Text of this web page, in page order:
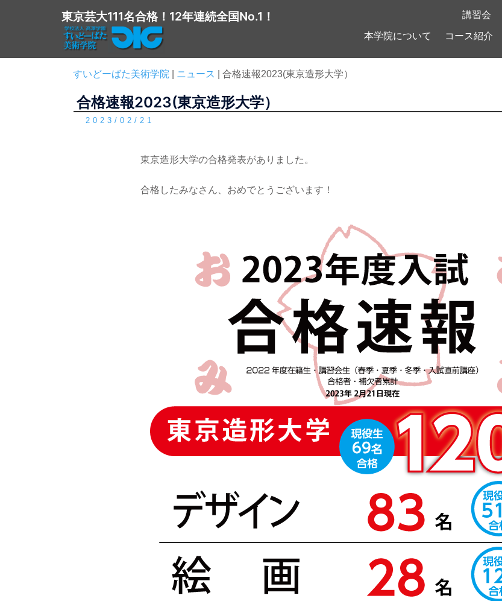
講習会
東京芸大111名合格！12年連続全国No.1！
本学院について コース紹介
すいどーばた美術学院 ニュース 合格速報2023(東京造形大学）
合格速報2023(東京造形大学）
2023/02/21
東京造形大学の合格発表がありました。
合格したみなさん、おめでとうございます！